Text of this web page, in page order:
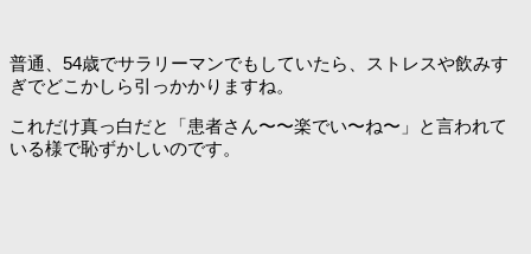
普通、54歳でサラリーマンでもしていたら、ストレスや飲みす
ぎでどこかしら引っかかりますね。
これだけ真っ白だと「患者さん〜〜楽でい〜ね〜」と言われて
いる様で恥ずかしいのです。